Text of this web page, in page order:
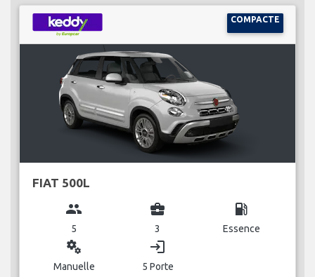
COMPACTE
FIAT 500L
group
5
business_center
3
local_gas_station
Essence
miscellaneous_services
Manuelle
login
5 Porte